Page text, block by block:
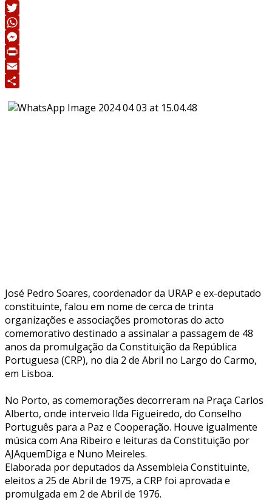
Facebook
Twitter
WhatsApp
Messenger
Print
Email
José Pedro Soares, coordenador da URAP e ex-deputado
constituinte, falou em nome de cerca de trinta
organizações e associações promotoras do acto
comemorativo destinado a assinalar a passagem de 48
anos da promulgação da Constituição da República
Portuguesa (CRP), no dia 2 de Abril no Largo do Carmo,
em Lisboa.
No Porto, as comemorações decorreram na Praça Carlos
Alberto, onde interveio Ilda Figueiredo, do Conselho
Português para a Paz e Cooperação. Houve igualmente
música com Ana Ribeiro e leituras da Constituição por
AJAquemDiga e Nuno Meireles.
Elaborada por deputados da Assembleia Constituinte,
eleitos a 25 de Abril de 1975, a CRP foi aprovada e
promulgada em 2 de Abril de 1976.